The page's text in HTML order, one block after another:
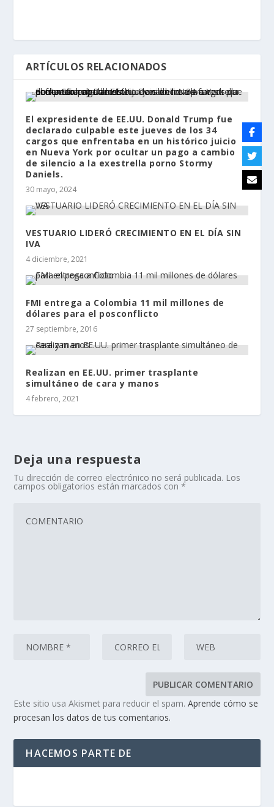
ARTÍCULOS RELACIONADOS
El expresidente de EE.UU. Donald Trump fue
declarado culpable este jueves de los 34
cargos que enfrentaba en un histórico juicio
en Nueva York por ocultar un pago a cambio
de silencio a la exestrella porno Stormy
Daniels.
30 mayo, 2024
VESTUARIO LIDERÓ CRECIMIENTO EN EL DÍA SIN
IVA
4 diciembre, 2021
FMI entrega a Colombia 11 mil millones de
dólares para el posconflicto
27 septiembre, 2016
Realizan en EE.UU. primer trasplante
simultáneo de cara y manos
4 febrero, 2021
Deja una respuesta
Tu dirección de correo electrónico no será publicada. Los
campos obligatorios están marcados con*
Este sitio usa Akismet para reducir el spam.Aprende cómo se
procesan los datos de tus comentarios.
HACEMOS PARTE DE